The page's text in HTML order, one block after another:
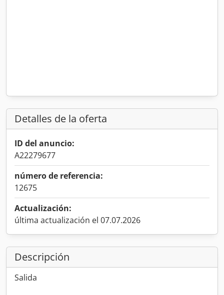
Detalles de la oferta
ID del anuncio:
A22279677
número de referencia:
12675
Actualización:
última actualización el 07.07.2026
Descripción
Salida